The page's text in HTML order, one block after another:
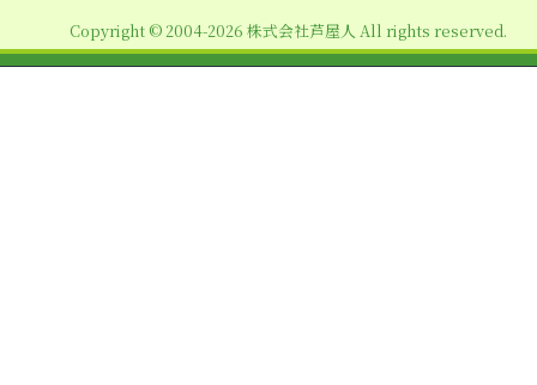
ン
Copyright © 2004-2026 株式会社芦屋人 All rights reserved.